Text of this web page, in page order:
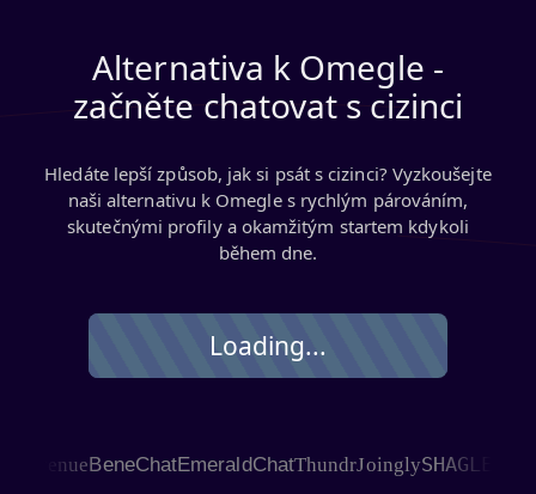
Alternativa k Omegle -
začněte chatovat s cizinci
Hledáte lepší způsob, jak si psát s cizinci? Vyzkoušejte
naši alternativu k Omegle s rychlým párováním,
skutečnými profily a okamžitým startem kdykoli
během dne.
Loading...
BeneChatEmeraldChatThundrJoinglySHAGLE